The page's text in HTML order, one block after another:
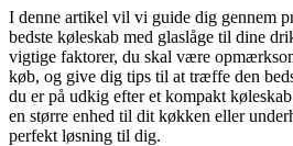
I denne artikel vil vi guide dig gennem
bedste køleskab med glaslåge til dine
vigtige faktorer, du skal være
køb, og give dig tips til at træffe den
du er på udkig efter et kompakt
en større enhed til dit køkken eller
perfekt løsning til dig.